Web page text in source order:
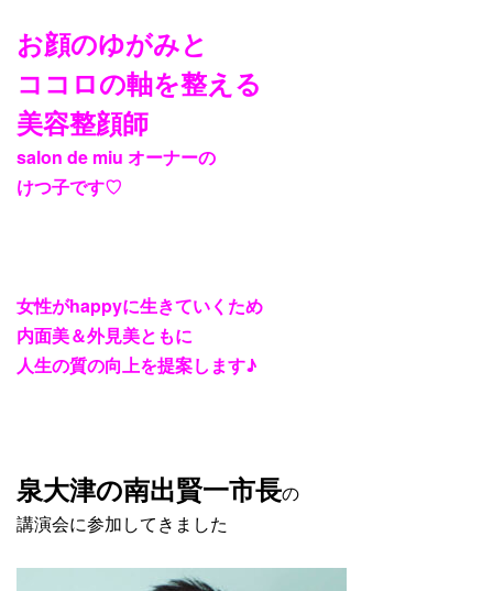
お顔のゆがみと
ココロの軸を整える
美容整顔師
salon de miu オーナーの
けつ子です♡
女性がhappyに生きていくため
内面美＆外見美ともに
人生の質の向上を提案します♪
泉大津の南出賢一市長の
講演会に参加してきました